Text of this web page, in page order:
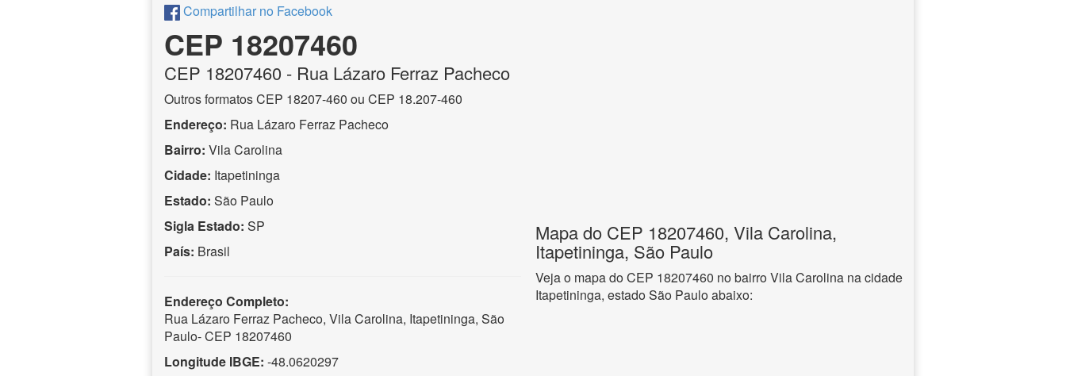
Compartilhar no Facebook
CEP 18207460
CEP 18207460 - Rua Lázaro Ferraz Pacheco
Outros formatos CEP 18207-460 ou CEP 18.207-460
Endereço: Rua Lázaro Ferraz Pacheco
Bairro: Vila Carolina
Cidade: Itapetininga
Estado: São Paulo
Sigla Estado: SP
País: Brasil
Endereço Completo:
Rua Lázaro Ferraz Pacheco, Vila Carolina, Itapetininga, São
Paulo- CEP 18207460
Longitude IBGE: -48.0620297
Mapa do CEP 18207460, Vila Carolina,
Itapetininga, São Paulo
Veja o mapa do CEP 18207460 no bairro Vila Carolina na cidade
Itapetininga, estado São Paulo abaixo: